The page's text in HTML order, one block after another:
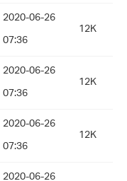
2020-06-26
07:36
12K
2020-06-26
07:36
12K
2020-06-26
07:36
12K